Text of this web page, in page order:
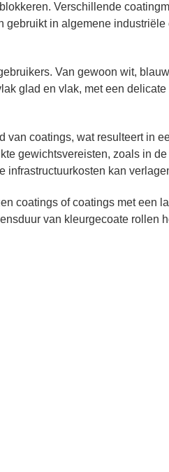
Verschillende
gebruikt in algemene industriële
Van gewoon wit,
glad en vlak, met een delicate
coatings, wat resulteert in
gewichtsvereisten, zoals in de
infrastructuurkosten kan
coatings of coatings met een
van kleurgecoate rollen